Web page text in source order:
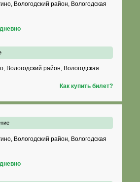
Вологодский район, Вологодская
Вологодский район, Вологодская
Как купить билет?
Вологодский район, Вологодская